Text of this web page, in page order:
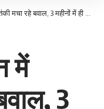
बवाल, 3 महीनों में ही 400 से ज्यादा मौतें…
में
3